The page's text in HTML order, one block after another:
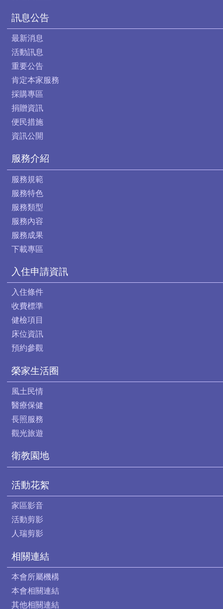
訊息公告
最新消息
活動訊息
重要公告
肯定本家服務
採購專區
捐贈資訊
便民措施
資訊公開
服務介紹
服務規範
服務特色
服務類型
服務內容
服務成果
下載專區
入住申請資訊
入住條件
收費標準
健檢項目
床位資訊
預約參觀
榮家生活圈
風土民情
醫療保健
長照服務
觀光旅遊
衛教園地
活動花絮
家區影音
活動剪影
人瑞剪影
相關連結
本會所屬機構
本會相關連結
其他相關連結